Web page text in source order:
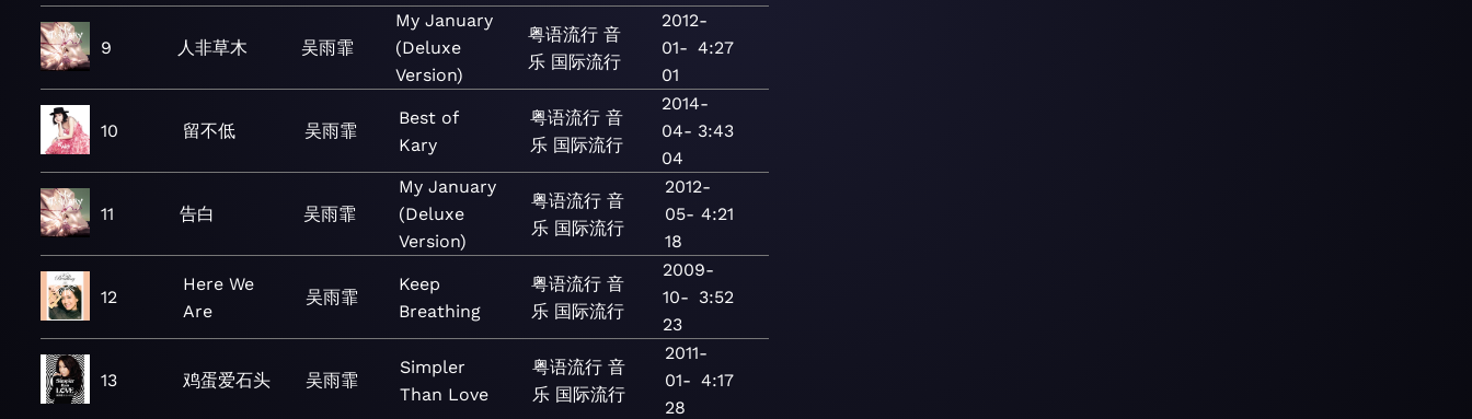
9 人非草木 吴雨霏
My January
(Deluxe
Version)
粤语流行 音
乐 国际流行
2012-
01-
01
4:27
10 留不低 吴雨霏
Best of
Kary
粤语流行 音
乐 国际流行
2014-
04-
04
3:43
11 告白 吴雨霏
My January
(Deluxe
Version)
粤语流行 音
乐 国际流行
2012-
05-
18
4:21
12
Here We
Are
吴雨霏
Keep
Breathing
粤语流行 音
乐 国际流行
2009-
10-
23
3:52
13 鸡蛋爱石头 吴雨霏
Simpler
Than Love
粤语流行 音
乐 国际流行
2011-
01-
28
4:17